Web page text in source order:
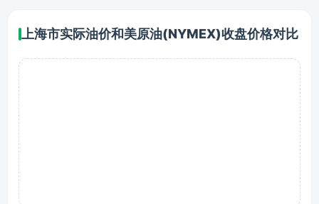
上海市实际油价和美原油(NYMEX)收盘价格对比